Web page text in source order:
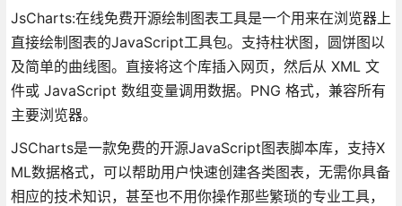
JsCharts:在线免费开源绘制图表工具是一个用来在浏览器上
直接绘制图表的JavaScript工具包。支持柱状图，圆饼图以
及简单的曲线图。直接将这个库插入网页，然后从 XML 文
件或 JavaScript 数组变量调用数据。PNG 格式，兼容所有
主要浏览器。
JSCharts是一款免费的开源JavaScript图表脚本库，支持X
ML数据格式，可以帮助用户快速创建各类图表，无需你具备
相应的技术知识，甚至也不用你操作那些繁琐的专业工具，